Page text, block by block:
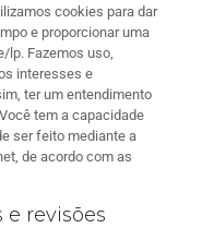
cookies para dar
e proporcionar uma
lp. Fazemos uso,
interesses e
ter um entendimento
tem a capacidade
ser feito mediante a
de acordo com as
e revisões